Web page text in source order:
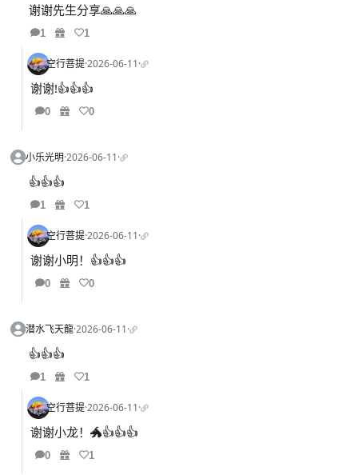
谢谢先生分享🙏🙏🙏
1 1
空行菩提·2026-06-11·
谢谢!👍👍👍
0 0
小乐光明·2026-06-11·
👍👍👍
1 1
空行菩提·2026-06-11·
谢谢小明！👍👍👍
0 0
潜水飞天龍·2026-06-11·
👍👍👍
1 1
空行菩提·2026-06-11·
谢谢小龙！🐲👍👍👍
0 1